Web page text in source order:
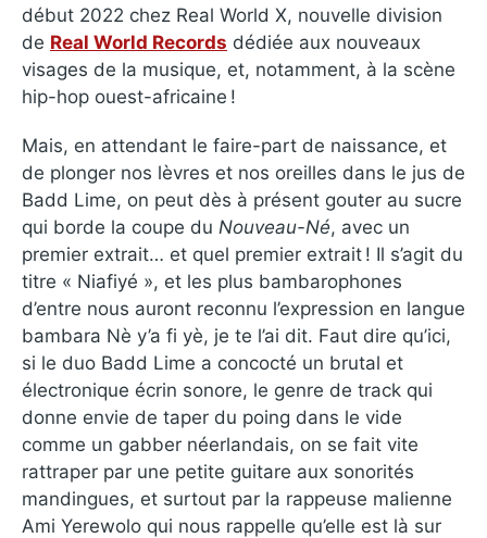
début 2022 chez Real World X, nouvelle division
de Real World Records dédiée aux nouveaux
visages de la musique, et, notamment, à la scène
hip-hop ouest-africaine !
Mais, en attendant le faire-part de naissance, et
de plonger nos lèvres et nos oreilles dans le jus de
Badd Lime, on peut dès à présent gouter au sucre
qui borde la coupe du Nouveau-Né, avec un
premier extrait… et quel premier extrait ! Il s’agit du
titre « Niafiyé », et les plus bambarophones
d’entre nous auront reconnu l’expression en langue
bambara Nè y’a fi yè, je te l’ai dit. Faut dire qu’ici,
si le duo Badd Lime a concocté un brutal et
électronique écrin sonore, le genre de track qui
donne envie de taper du poing dans le vide
comme un gabber néerlandais, on se fait vite
rattraper par une petite guitare aux sonorités
mandingues, et surtout par la rappeuse malienne
Ami Yerewolo qui nous rappelle qu’elle est là sur